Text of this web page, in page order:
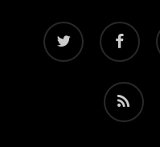
twitter facebook
RSS